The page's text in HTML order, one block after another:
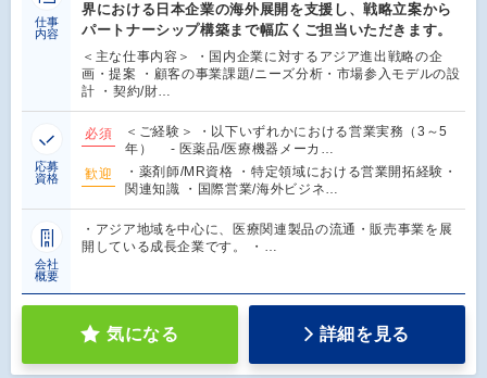
仕事
内容
界における日本企業の海外展開を支援し、戦略立案から
パートナーシップ構築まで幅広くご担当いただきます。
＜主な仕事内容＞ ・国内企業に対するアジア進出戦略の企
画・提案 ・顧客の事業課題/ニーズ分析・市場参入モデルの設
計 ・契約/財…
応募
資格
必須
＜ご経験＞ ・以下いずれかにおける営業実務（3～5
年） - 医薬品/医療機器メーカ…
歓迎
・薬剤師/MR資格 ・特定領域における営業開拓経験・
関連知識 ・国際営業/海外ビジネ…
会社
概要
・アジア地域を中心に、医療関連製品の流通・販売事業を展
開している成長企業です。 ・…
気になる 詳細を見る